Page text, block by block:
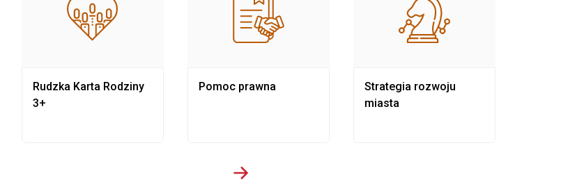
Rudzka Karta Rodziny
3+
Pomoc prawna
Strategia rozwoju
miasta